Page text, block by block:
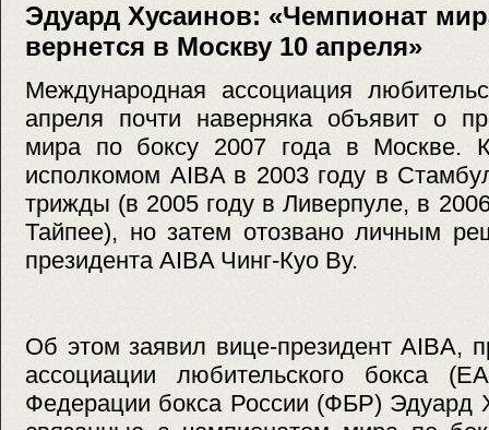
Эдуард Хусаинов: «Чемпионат
вернется в Москву 10 апреля»
Международная ассоциация
апреля почти наверняка объявит о
мира по боксу 2007 года в Москве.
исполкомом AIBA в 2003 году в
трижды (в 2005 году в Ливерпуле, в
Тайпее), но затем отозвано личным
президента AIBA Чинг-Куо Ву.
Об этом заявил вице-президент AIBA,
ассоциации любительского бокса
Федерации бокса России (ФБР) Эдуард